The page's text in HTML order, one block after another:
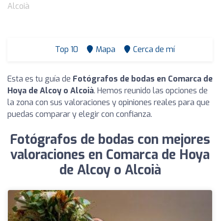
Alcoià
Top 10 Mapa Cerca de mí
Esta es tu guía de Fotógrafos de bodas en Comarca de
Hoya de Alcoy o Alcoià. Hemos reunido las opciones de
la zona con sus valoraciones y opiniones reales para que
puedas comparar y elegir con confianza.
Fotógrafos de bodas con mejores
valoraciones en Comarca de Hoya
de Alcoy o Alcoià